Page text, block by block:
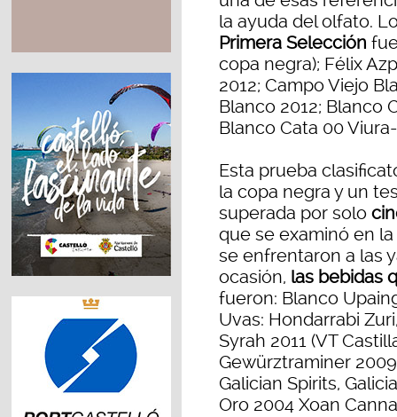
la ayuda del olfato.
Primera Selección
copa negra); Félix
2012; Campo Viejo
Blanco 2012; Blanco
Blanco Cata 00
Esta prueba
la copa negra y un
superada por solo
que se examinó en
se enfrentaron a las
ocasión, las bebidas
fueron: Blanco
Uvas: Hondarrabi
Syrah 2011 (VT
Gewürztraminer
Galician Spirits,
Oro 2004 Xoan